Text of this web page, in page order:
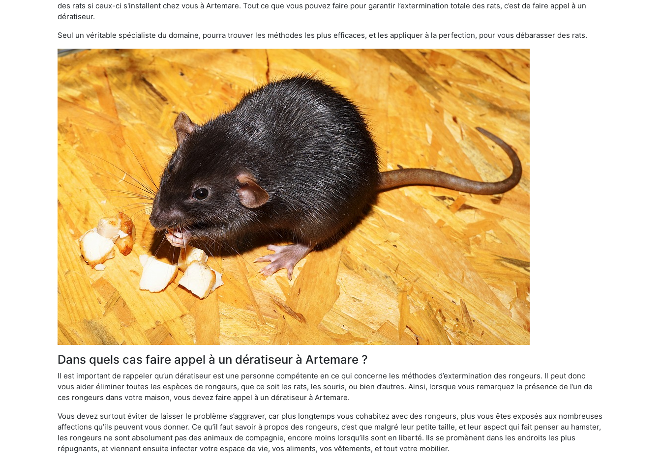
des rats si ceux-ci s'installent chez vous à Artemare. Tout ce que vous pouvez faire pour garantir l’extermination totale des rats, c’est de faire appel à un
dératiseur.
Seul un véritable spécialiste du domaine, pourra trouver les méthodes les plus efficaces, et les appliquer à la perfection, pour vous débarasser des rats.
Dans quels cas faire appel à un dératiseur à Artemare ?
Il est important de rappeler qu’un dératiseur est une personne compétente en ce qui concerne les méthodes d’extermination des rongeurs. Il peut donc
vous aider éliminer toutes les espèces de rongeurs, que ce soit les rats, les souris, ou bien d’autres. Ainsi, lorsque vous remarquez la présence de l’un de
ces rongeurs dans votre maison, vous devez faire appel à un dératiseur à Artemare.
Vous devez surtout éviter de laisser le problème s’aggraver, car plus longtemps vous cohabitez avec des rongeurs, plus vous êtes exposés aux nombreuses
affections qu’ils peuvent vous donner. Ce qu’il faut savoir à propos des rongeurs, c’est que malgré leur petite taille, et leur aspect qui fait penser au hamster,
les rongeurs ne sont absolument pas des animaux de compagnie, encore moins lorsqu’ils sont en liberté. Ils se promènent dans les endroits les plus
répugnants, et viennent ensuite infecter votre espace de vie, vos aliments, vos vêtements, et tout votre mobilier.